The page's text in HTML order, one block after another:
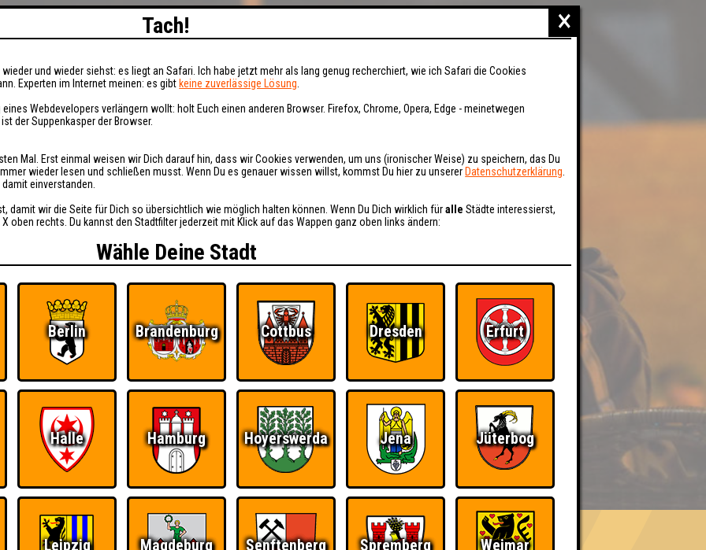
HIGHSCORE RESERVIERUNG BUCHEN FAQ ÜBER UNS
×
Tach!
und wieder siehst: es liegt an Safari. Ich habe jetzt mehr als lang genug recherchiert, wie ich Safari die Cookies
Experten im Internet meinen: es gibt keine zuverlässige Lösung
Webdevelopers verlängern wollt: holt Euch einen anderen Browser. Firefox, Chrome, Opera, Edge - meinetwegen
der Suppenkasper der Browser.
Mal. Erst einmal weisen wir Dich darauf hin, dass wir Cookies verwenden, um uns (ironischer Weise) zu speichern, das Du
wieder lesen und schließen musst. Wenn Du es genauer wissen willst, kommst Du hier zu unserer Datenschutzerklärung
einverstanden.
damit wir die Seite für Dich so übersichtlich wie möglich halten können. Wenn Du Dich wirklich füralle Städte interessierst,
oben rechts. Du kannst den Stadtfilter jederzeit mit Klick auf das Wappen ganz oben links ändern:
Wähle Deine Stadt
Berlin Brandenburg Cottbus Dresden Erfurt
Halle Hamburg Hoyerswerda Jena Jüterbog
Leipzig Magdeburg Senftenberg Spremberg Weimar